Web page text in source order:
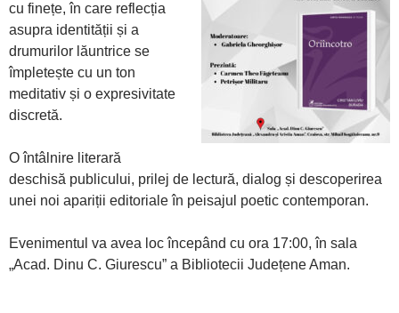
cu finețe, în care reflecția
asupra identității și a
drumurilor lăuntrice se
împletește cu un ton
meditativ și o expresivitate
discretă.
O întâlnire literară
deschisă publicului, prilej de lectură, dialog și descoperirea
unei noi apariții editoriale în peisajul poetic contemporan.
Evenimentul va avea loc începând cu ora 17:00, în sala
„Acad. Dinu C. Giurescu” a Bibliotecii Județene Aman.